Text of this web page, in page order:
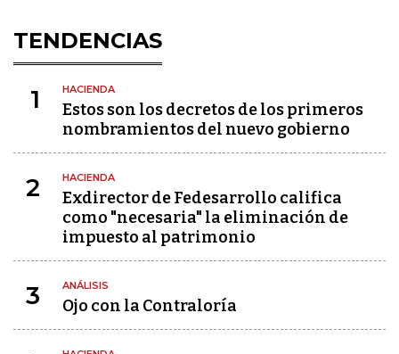
TENDENCIAS
1 HACIENDA
Estos son los decretos de los primeros
nombramientos del nuevo gobierno
2 HACIENDA
Exdirector de Fedesarrollo califica
como "necesaria" la eliminación de
impuesto al patrimonio
3 ANÁLISIS
Ojo con la Contraloría